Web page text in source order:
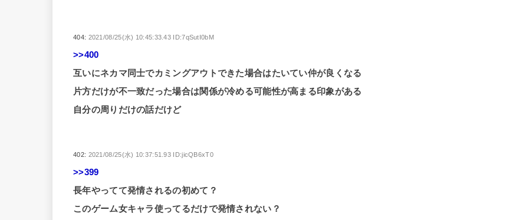
404: 2021/08/25(水) 10:45:33.43 ID:7qSutI0bM
>>400
互いにネカマ同士でカミングアウトできた場合はたいてい仲が良くなる
片方だけが不一致だった場合は関係が冷める可能性が高まる印象がある
自分の周りだけの話だけど
402: 2021/08/25(水) 10:37:51.93 ID:jicQB6xT0
>>399
長年やってて発情されるの初めて？
このゲーム女キャラ使ってるだけで発情されない？